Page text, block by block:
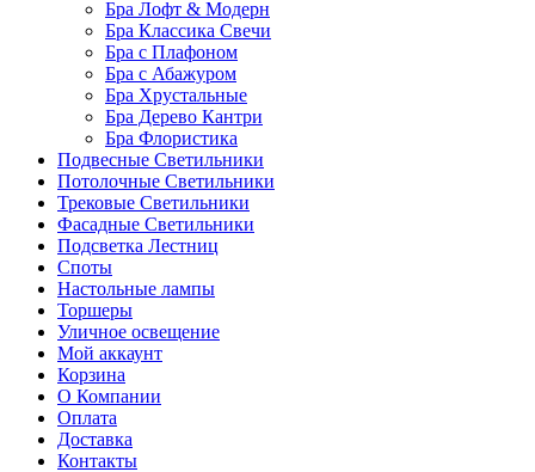
Бра Лофт & Модерн
Бра Классика Свечи
Бра с Плафоном
Бра с Абажуром
Бра Хрустальные
Бра Дерево Кантри
Бра Флористика
Подвесные Светильники
Потолочные Светильники
Трековые Светильники
Фасадные Светильники
Подсветка Лестниц
Споты
Настольные лампы
Торшеры
Уличное освещение
Мой аккаунт
Корзина
О Компании
Оплата
Доставка
Контакты